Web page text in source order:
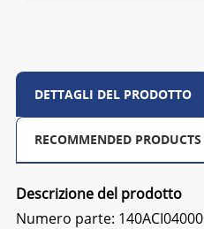
DETTAGLI DEL PRODOTTO
RECOMMENDED PRODUCTS
Descrizione del prodotto
Numero parte: 140ACI04000